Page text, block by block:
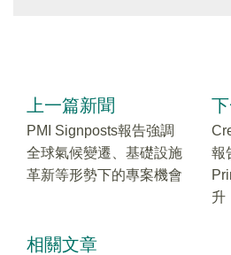
上一篇新聞
PMI Signposts報告強調
全球氣候變遷、基礎設施
革新等形勢下的專案機會
報
升
相關文章